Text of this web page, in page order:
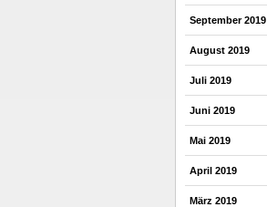
September 2019
August 2019
Juli 2019
Juni 2019
Mai 2019
April 2019
März 2019